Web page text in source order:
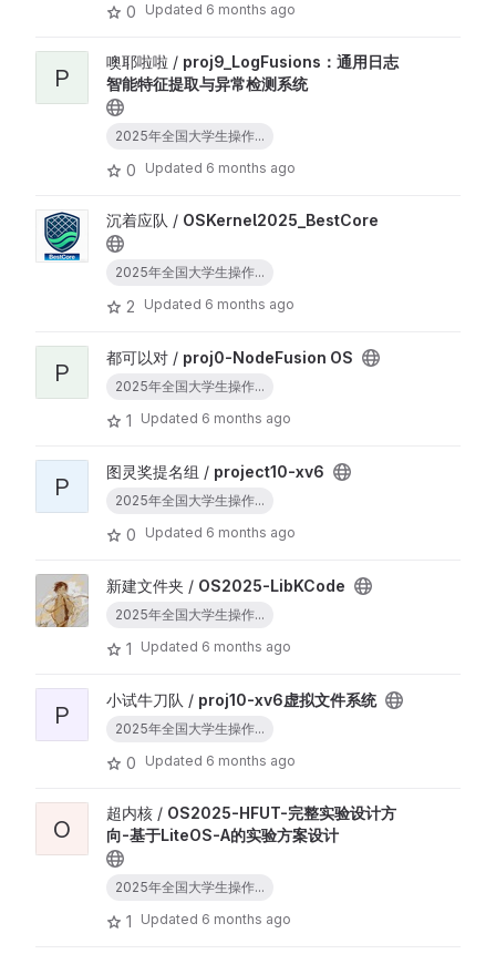
0 Updated 6 months ago
P
噢耶啦啦 / proj9_LogFusions：通用日志
智能特征提取与异常检测系统
2025年全国大学生操作...
0 Updated 6 months ago
沉着应队 / OSKernel2025_BestCore
2025年全国大学生操作...
2 Updated 6 months ago
P
都可以对 / proj0-NodeFusion OS
2025年全国大学生操作...
1 Updated 6 months ago
P
图灵奖提名组 / project10-xv6
2025年全国大学生操作...
0 Updated 6 months ago
新建文件夹 / OS2025-LibKCode
2025年全国大学生操作...
1 Updated 6 months ago
P
小试牛刀队 / proj10-xv6虚拟文件系统
2025年全国大学生操作...
0 Updated 6 months ago
O
超内核 / OS2025-HFUT-完整实验设计方
向-基于LiteOS-A的实验方案设计
2025年全国大学生操作...
1 Updated 6 months ago